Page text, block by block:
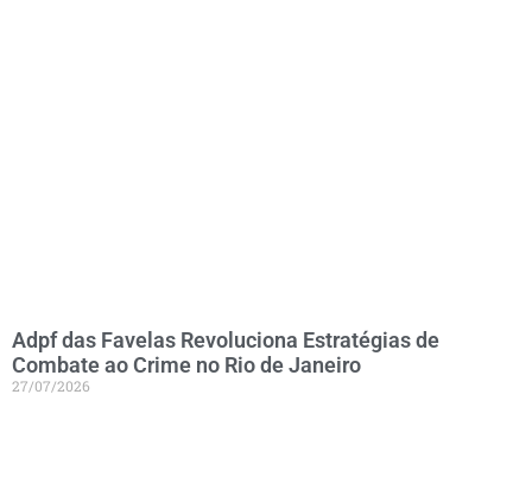
Adpf das Favelas Revoluciona Estratégias de
Combate ao Crime no Rio de Janeiro
27/07/2026